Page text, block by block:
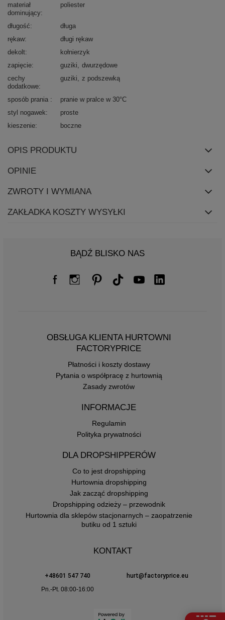
materiał
dominujący
poliester
długość
długa
rękaw
długi rękaw
dekolt
kołnierzyk
zapięcie
guziki
dwurzędowe
cechy
dodatkowe
guziki z podszewką
sposób prania
pranie w pralce w 30°C
styl nogawek
proste
kieszenie
boczne
OPIS PRODUKTU
OPINIE
ZWROTY I WYMIANA
ZAKŁADKA KOSZTY WYSYŁKI
BĄDŹ BLISKO NAS
OBSŁUGA KLIENTA HURTOWNI
FACTORYPRICE
Płatności i koszty dostawy
Pytania o współpracę z hurtownią
Zasady zwrotów
INFORMACJE
Regulamin
Polityka prywatności
DLA DROPSHIPPERÓW
Co to jest dropshipping
Hurtownia dropshipping
Jak zacząć dropshipping
Dropshipping odzieży – przewodnik
Hurtownia dla sklepów stacjonarnych – zaopatrzenie
butiku od 1 sztuki
KONTAKT
+48601 547 740
hurt@factoryprice.eu
Pn.-Pt. 08:00-16:00